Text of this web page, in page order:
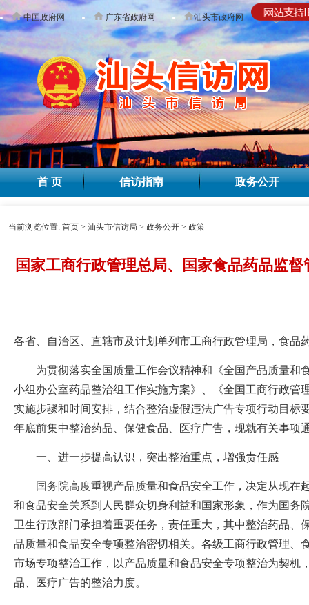
中国政府网 广东省政府网 汕头市政府网 无障
首 页 信访指南 政务公开
当前浏览位置: 首页 > 汕头市信访局 > 政务公开 > 政策
国家工商行政管理总局、国家食品药品监
各省、自治区、直辖市及计划单列市工商行政管理局，
为贯彻落实全国质量工作会议精神和《全国产品质量和
小组办公室药品整治组工作实施方案》、《全国工商行政
实施步骤和时间安排，结合整治虚假违法广告专项行动目
年底前集中整治药品、保健食品、医疗广告，现就有关事项
一、进一步提高认识，突出整治重点，增强责任感
国务院高度重视产品质量和食品安全工作，决定从现在
和食品安全关系到人民群众切身利益和国家形象，作为国
卫生行政部门承担着重要任务，责任重大，其中整治药品
品质量和食品安全专项整治密切相关。各级工商行政管理
市场专项整治工作，以产品质量和食品安全专项整治为契
品、医疗广告的整治力度。